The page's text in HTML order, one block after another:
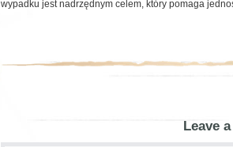
wypadku jest nadrzędnym celem, który pomaga
Leave